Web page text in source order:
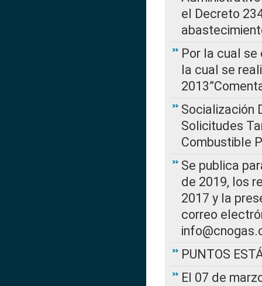
el Decreto
Por la cual se
la cual se
Socialización
Solicitudes
Combustible
Se publica
de 2019, los
2017 y la
correo
PUNTOS
El 07 de